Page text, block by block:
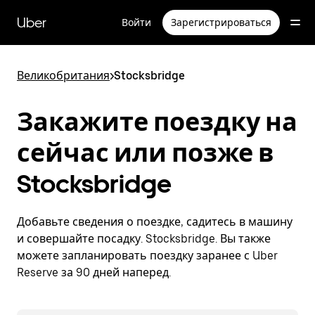
перейти
к
содержимому
Uber Войти Зарегистрироваться
Великобритания>Stocksbridge
Закажите поездку на
сейчас или позже в
Stocksbridge
Добавьте сведения о поездке, садитесь в машину
и совершайте посадку. Stocksbridge. Вы также
можете запланировать поездку заранее с Uber
Reserve за 90 дней наперед.